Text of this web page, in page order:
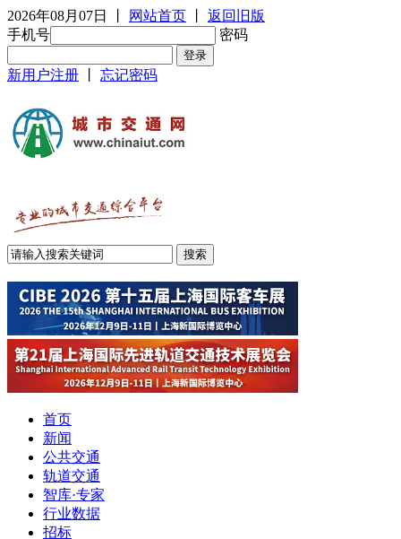
2026年08月07日 网站首页
返回旧版
手机号
密码
新用户注册 忘记密码
首页
新闻
公共交通
轨道交通
智库·专家
行业数据
招标